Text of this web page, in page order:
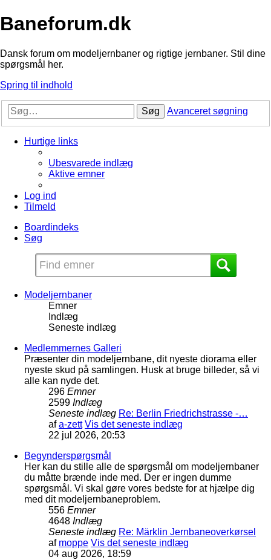
Baneforum.dk
Dansk forum om modeljernbaner og rigtige jernbaner. Stil dine
spørgsmål her.
Spring til indhold
Søg Avanceret søgning
Hurtige links
Ubesvarede indlæg
Aktive emner
Log ind
Tilmeld
Boardindeks
Søg
Modeljernbaner
Emner
Indlæg
Seneste indlæg
Medlemmernes Galleri
Præsenter din modeljernbane, dit nyeste diorama eller
nyeste skud på samlingen. Husk at bruge billeder, så vi
alle kan nyde det.
296 Emner
2599 Indlæg
Seneste indlæg Re: Berlin Friedrichstrasse -…
afa-zett Vis det seneste indlæg
22 jul 2026, 20:53
Begynderspørgsmål
Her kan du stille alle de spørgsmål om modeljernbaner
du måtte brænde inde med. Der er ingen dumme
spørgsmål. Vi skal gøre vores bedste for at hjælpe dig
med dit modeljernbaneproblem.
556 Emner
4648 Indlæg
Seneste indlæg Re: Märklin Jernbaneoverkørsel
af moppe Vis det seneste indlæg
04 aug 2026, 18:59